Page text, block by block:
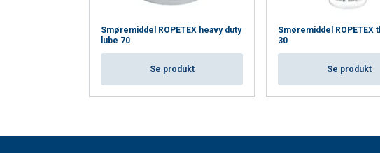
Smøremiddel ROPETEX heavy duty
lube 70
Se produkt
Smøremiddel ROPETEX
30
Se produkt